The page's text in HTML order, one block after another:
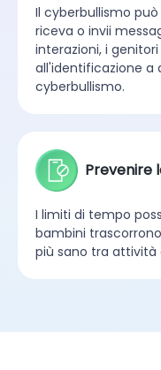
Il cyberbullismo
riceva o invii
interazioni, i
all'identificazione a
cyberbullismo.
Prevenire
I limiti di tempo
bambini
più sano tra attività